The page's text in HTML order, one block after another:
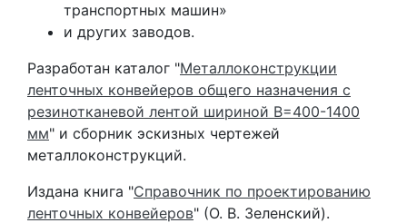
транспортных машин»
и других заводов.
Разработан каталог "Металлоконструкции
ленточных конвейеров общего назначения с
резинотканевой лентой шириной В=400-1400
мм" и сборник эскизных чертежей
металлоконструкций.
Издана книга "Справочник по проектированию
ленточных конвейеров" (О. В. Зеленский).